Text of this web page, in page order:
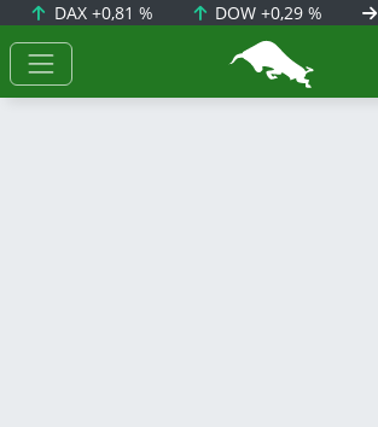
DAX +0,81 % DOW+0,29 %
BörsenNEWS.de